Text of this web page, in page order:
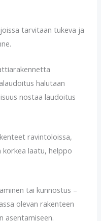
tarvitaan tukeva ja
halutaan
nostaa laudoitus
ravintoloissa,
korkea laatu, helppo
tai kunnostus –
olevan rakenteen
asentamiseen.